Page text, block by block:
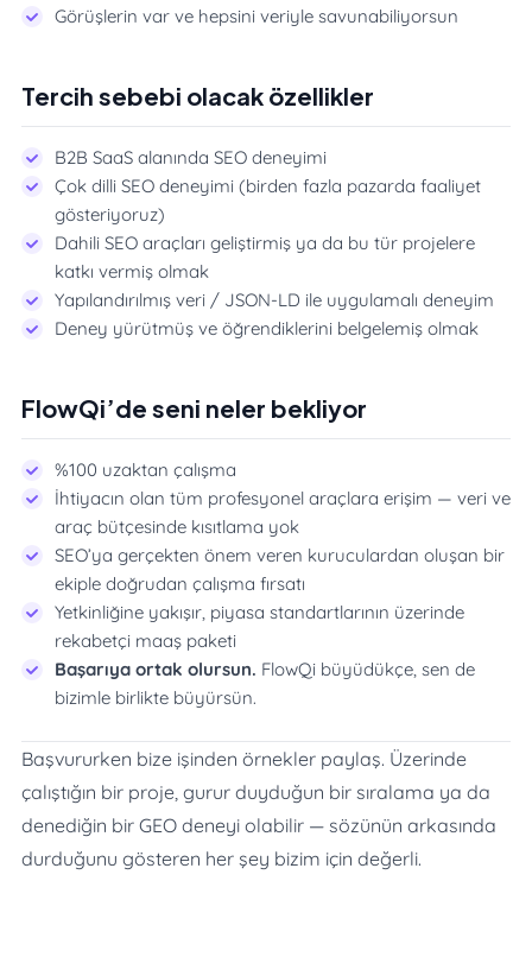
Görüşlerin var ve hepsini veriyle savunabiliyorsun
Tercih sebebi olacak özellikler
B2B SaaS alanında SEO deneyimi
Çok dilli SEO deneyimi (birden fazla pazarda faaliyet
gösteriyoruz)
Dahili SEO araçları geliştirmiş ya da bu tür projelere
katkı vermiş olmak
Yapılandırılmış veri / JSON-LD ile uygulamalı deneyim
Deney yürütmüş ve öğrendiklerini belgelemiş olmak
FlowQi’de seni neler bekliyor
%100 uzaktan çalışma
İhtiyacın olan tüm profesyonel araçlara erişim — veri ve
araç bütçesinde kısıtlama yok
SEO’ya gerçekten önem veren kuruculardan oluşan bir
ekiple doğrudan çalışma fırsatı
Yetkinliğine yakışır, piyasa standartlarının üzerinde
rekabetçi maaş paketi
Başarıya ortak olursun. FlowQi büyüdükçe, sen de
bizimle birlikte büyürsün.
Başvururken bize işinden örnekler paylaş. Üzerinde
çalıştığın bir proje, gurur duyduğun bir sıralama ya da
denediğin bir GEO deneyi olabilir — sözünün arkasında
durduğunu gösteren her şey bizim için değerli.